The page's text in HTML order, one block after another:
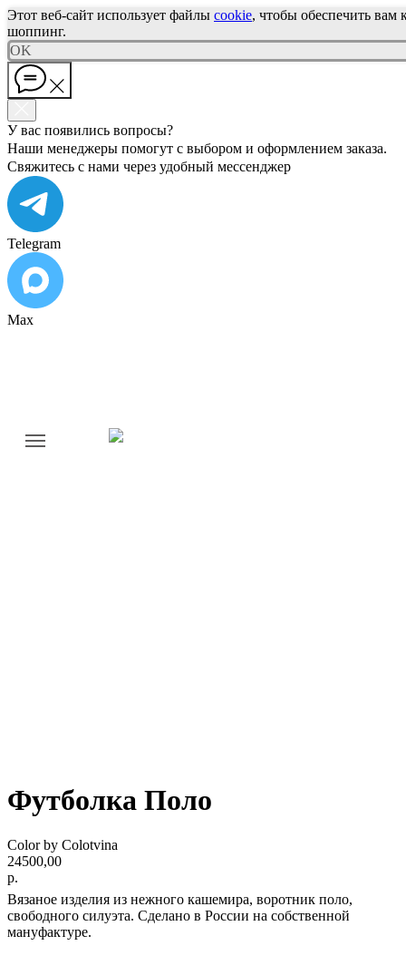
Этот веб-сайт использует файлы cookie, чтобы обеспечить
шоппинг.
OK
У вас появились вопросы?
Наши менеджеры помогут с выбором и оформлением заказа.
Свяжитесь с нами через удобный мессенджер
Telegram
Max
Футболка Поло
Color by Colotvina
24500,00
р.
Вязаное изделия из нежного кашемира, воротник поло,
свободного силуэта. Сделано в России на собственной
мануфактуре.